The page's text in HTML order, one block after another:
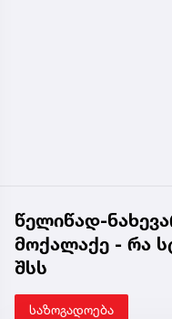
წელიწად-
მოქალაქე - რა
შსს
საზოგადოება